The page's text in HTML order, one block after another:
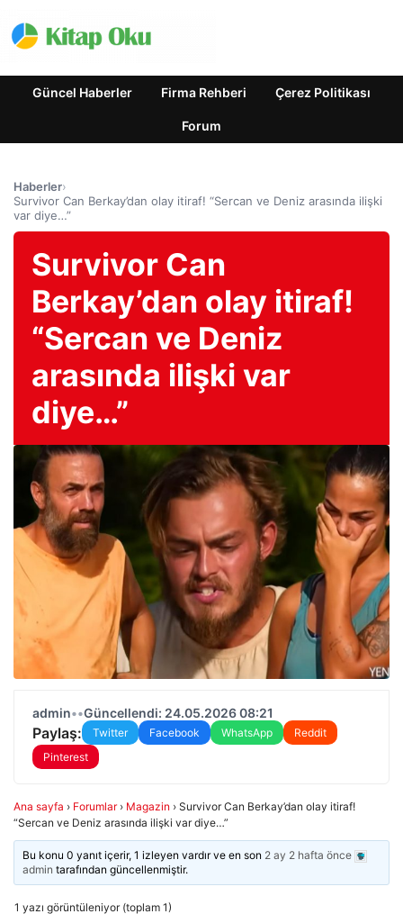
Güncel Haberler Firma Rehberi Çerez Politikası
Forum
Haberler›
Survivor Can Berkay’dan olay itiraf! “Sercan ve Deniz arasında ilişki
var diye…”
Survivor Can
Berkay’dan olay itiraf!
“Sercan ve Deniz
arasında ilişki var
diye…”
admin••Güncellendi: 24.05.2026 08:21
Paylaş: Twitter Facebook WhatsApp
Reddit
Pinterest
Ana sayfa › Forumlar › Magazin › Survivor Can Berkay’dan olay itiraf!
“Sercan ve Deniz arasında ilişki var diye…”
Bu konu 0 yanıt içerir, 1 izleyen vardır ve en son 2 ay 2 hafta önce
admin tarafından güncellenmiştir.
1 yazı görüntüleniyor (toplam 1)